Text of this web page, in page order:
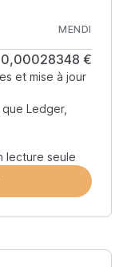
MENDI
0,00028348 €
et mise à jour
Ledger,
lecture seule